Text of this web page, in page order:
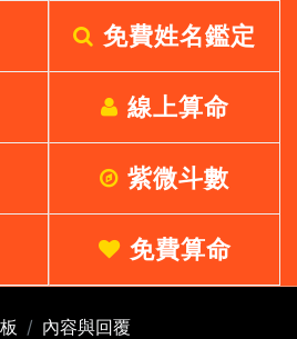
免費姓名鑑定
線上算命
紫微斗數
免費算命
內容與回覆